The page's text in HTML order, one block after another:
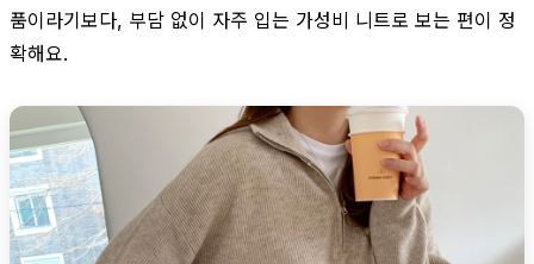
품이라기보다, 부담 없이 자주 입는 가성비 니트로 보는 편이 정
확해요.